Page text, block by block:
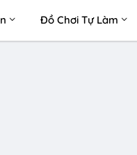
Đồ Chơi Tự Làm